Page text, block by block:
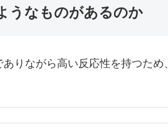
うなものがあるのか
りながら高い反応性を持つため